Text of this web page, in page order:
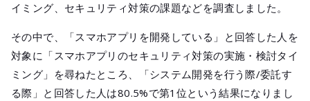
イミング、セキュリティ対策の課題などを調査しました。
その中で、「スマホアプリを開発している」と回答した人を
対象に「スマホアプリのセキュリティ対策の実施・検討タイ
ミング」を尋ねたところ、「システム開発を行う際/委託す
る際」と回答した人は80.5%で第1位という結果になりまし